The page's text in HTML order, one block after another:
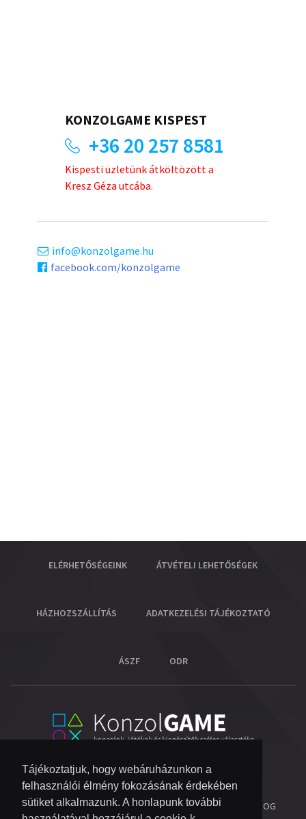
Tájékoztatjuk, hogy webáruházunkon a
felhasználói élmény fokozásának érdekében
sütiket alkalmazunk. A honlapunk további
KONZOLGAME KISPEST
+36 20 257 8581
Kispesti üzletünk átköltözött a
Kresz Géza utcába.
info
konzolgame.hu
facebook.com/konzolgame
ELÉRHETŐSÉGEINK ÁTVÉTELI LEHETŐSÉGEK
HÁZHOZSZÁLLÍTÁS ADATKEZELÉSI TÁJÉKOZTATÓ
ÁSZF ODR
© 2026 COPYRIGHT KONZOL VIDEOGAME KFT.- MINDEN JOG